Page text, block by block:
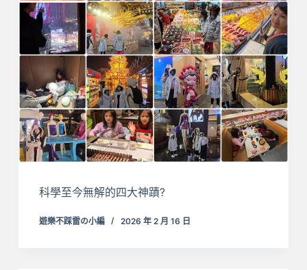
科學至今無解的四大神蹟?
遊樂不踩雷の小編 2026 年 2 月 16 日